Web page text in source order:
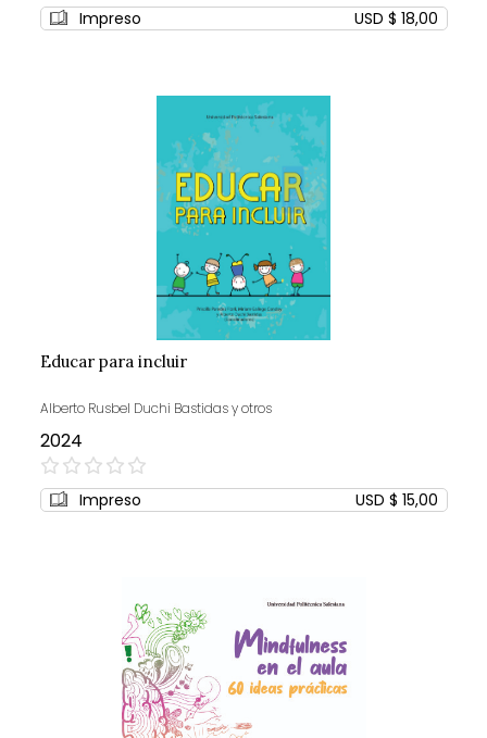
Impreso
USD $ 18,00
Educar para incluir
Alberto Rusbel Duchi Bastidas y otros
2024
0%
Impreso USD $ 15,00